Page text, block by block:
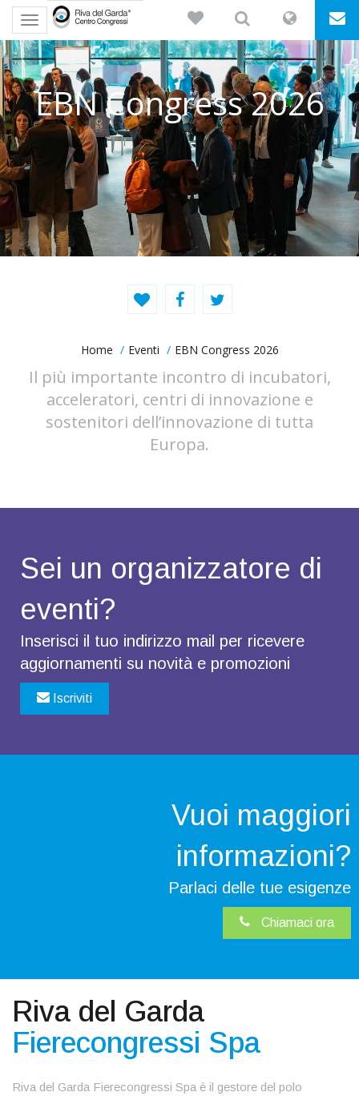
Toggle
navigation
EBN Congress 2026
Home Eventi EBN Congress 2026
Il più importante incontro di incubatori,
acceleratori, centri di innovazione e
sostenitori dell’innovazione di tutta
Europa.
Sei un organizzatore di
eventi?
Inserisci il tuo indirizzo mail per ricevere
aggiornamenti su novità e promozioni
Iscriviti
Vuoi maggiori
informazioni?
Parlaci delle tue esigenze
Chiamaci ora
Riva del Garda
Fierecongressi Spa
Riva del Garda Fierecongressi Spa è il gestore del polo